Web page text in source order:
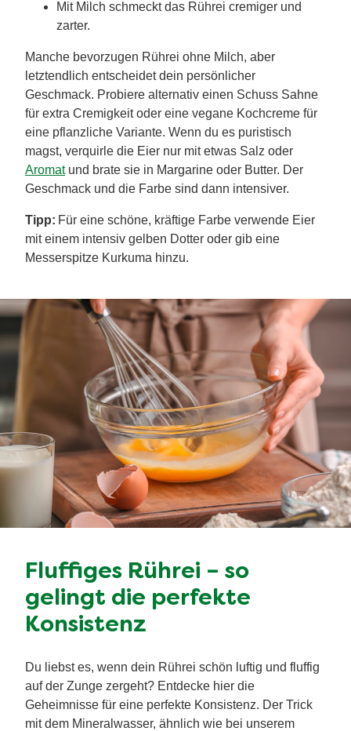
Mit Milch schmeckt das Rührei cremiger und
zarter.
Manche bevorzugen Rührei ohne Milch, aber
letztendlich entscheidet dein persönlicher
Geschmack. Probiere alternativ einen Schuss Sahne
für extra Cremigkeit oder eine vegane Kochcreme für
eine pflanzliche Variante. Wenn du es puristisch
magst, verquirle die Eier nur mit etwas Salz oder
Aromatund brate sie in Margarine oder Butter. Der
Geschmack und die Farbe sind dann intensiver.
Tipp: Für eine schöne, kräftige Farbe verwende Eier
mit einem intensiv gelben Dotter oder gib eine
Messerspitze Kurkuma hinzu.
Fluffiges Rührei – so
gelingt die perfekte
Konsistenz
Du liebst es, wenn dein Rührei schön luftig und fluffig
auf der Zunge zergeht? Entdecke hier die
Geheimnisse für eine perfekte Konsistenz. Der Trick
mit dem Mineralwasser, ähnlich wie bei unserem